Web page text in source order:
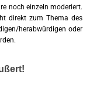
noch einzeln moderiert.
direkt zum Thema des
herabwürdigen oder